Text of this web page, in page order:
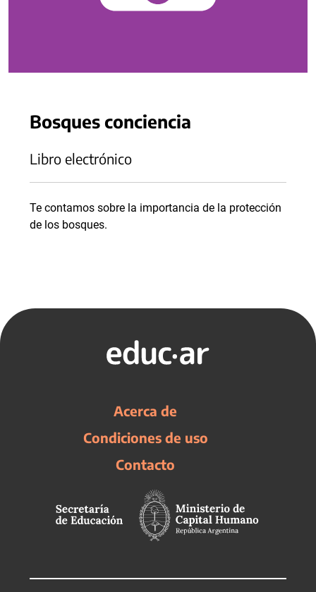
Bosques conciencia
Libro electrónico
Te contamos sobre la importancia de la protección
de los bosques.
Acerca de
Condiciones de uso
Contacto